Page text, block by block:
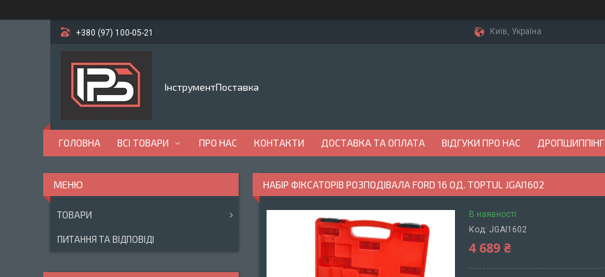
+380 (97) 100-05-21 Київ, Україна
ІнструментПоставка
ГОЛОВНА ВСІ ТОВАРИ ПРО НАС КОНТАКТИ ДОСТАВКА ТА ОПЛАТА ВІДГУКИ ПРО НАС ДРОПШИППІНГ
НАБІР ФІКСАТОРІВ РОЗПОДІВАЛА FORD 16 ОД. TOPTUL JGAI1602
В наявності
Код: JGAI1602
4 689 ₴
ТОВАРИ
ПИТАННЯ ТА ВІДПОВІДІ